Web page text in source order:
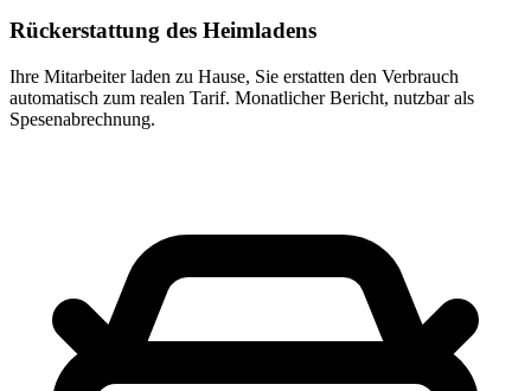
Rückerstattung des Heimladens
Ihre Mitarbeiter laden zu Hause, Sie erstatten den Verbrauch
automatisch zum realen Tarif. Monatlicher Bericht, nutzbar als
Spesenabrechnung.